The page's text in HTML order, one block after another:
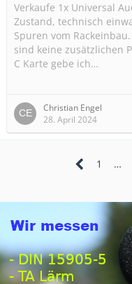
Verkaufe 1x Universal
Zustand, technisch
Spuren vom
sind keine zusätzlichen
C Karte gebe ich…
Christian Engel
28. April 2024
1 …